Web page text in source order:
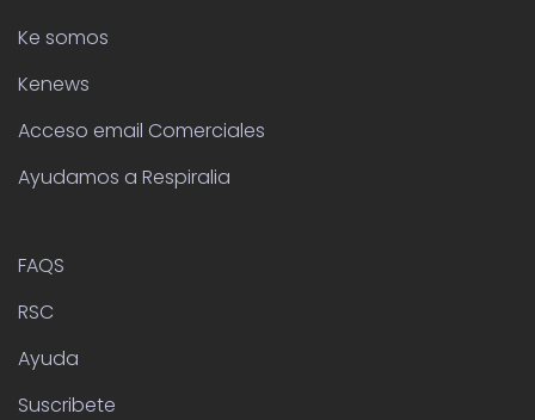
Ke somos
Kenews
Acceso email Comerciales
Ayudamos a Respiralia
FAQS
RSC
Ayuda
Suscribete